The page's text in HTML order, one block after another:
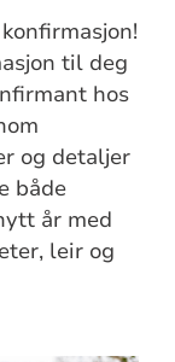
til deg
hos
og detaljer
både
år med
leir og